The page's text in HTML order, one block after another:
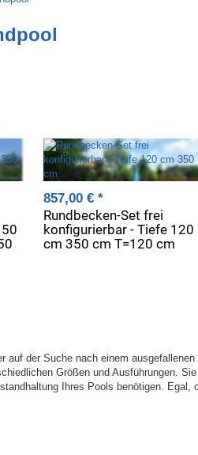
Rundbecken-Set frei
konfigurierbar - Tiefe 120
cm 350 cm T=120 cm
857,00 € *
der Suche nach einem
Größen und Ausführungen.
Ihres Pools benötigen. Egal,